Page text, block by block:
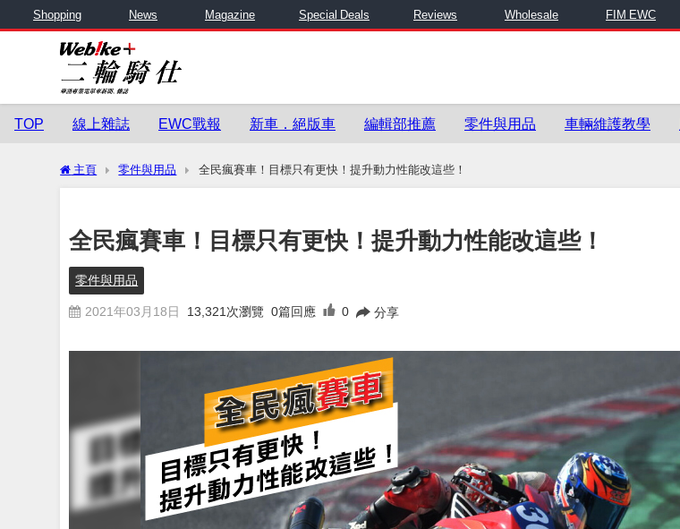
Shopping News Magazine Special Deals Reviews Wholesale FIM EWC
TOP 線上雜誌 EWC戰報 新車．絕版車 編輯部推薦 零件與用品 車輛維護教學
主頁 零件與用品 全民瘋賽車！目標只有更快！提升動力性能改這些！
全民瘋賽車！目標只有更快！提升動力性能改這些！
零件與用品
2021年03月18日 13,321 次瀏覽 0篇回應 0 分享